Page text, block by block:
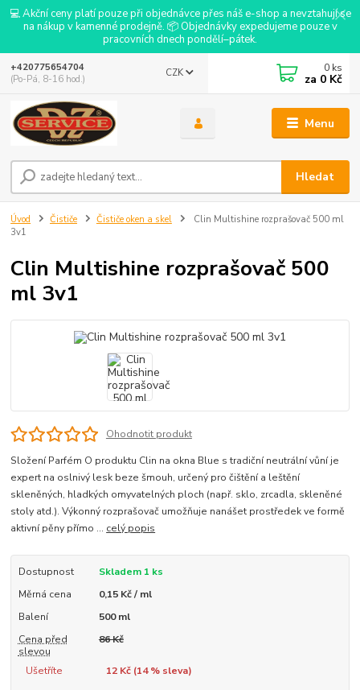
💻 Akční ceny platí pouze při objednávce přes náš e-shop a nevztahují se
na nákup v kamenné prodejně. 📦 Objednávky expedujeme pouze v
pracovních dnech pondělí–pátek.
Menu
CZK
Hledat
+420775654704
(Po-Pá, 8-16 hod.)
0 ks
za 0 Kč
Úvod Čističe Čističe oken a skel
Clin Multishine rozprašovač 500 ml
3v1
Clin Multishine rozprašovač 500
ml 3v1
Ohodnotit produkt
Složení Parfém O produktu Clin na okna Blue s tradiční neutrální vůní je
expert na oslnivý lesk beze šmouh, určený pro čištění a leštění
skleněných, hladkých omyvatelných ploch (např. sklo, zrcadla, skleněné
stoly atd.). Výkonný rozprašovač umožňuje nanášet prostředek ve formě
aktivní pěny přímo ... celý popis
Dostupnost
Skladem 1 ks
Měrná cena
0,15 Kč / ml
Balení
500 ml
Cena před
slevou
86 Kč
Ušetříte 12 Kč (14% sleva)